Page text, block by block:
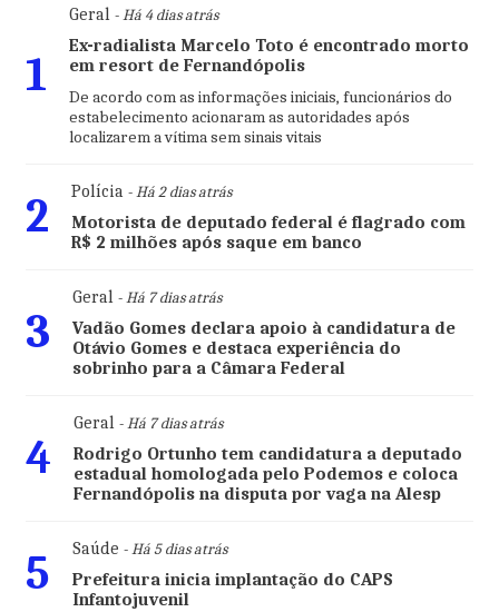
1
Geral- Há 4 dias atrás
Ex-radialista Marcelo Toto é encontrado morto
em resort de Fernandópolis
De acordo com as informações iniciais, funcionários do
estabelecimento acionaram as autoridades após
localizarem a vítima sem sinais vitais
2 Polícia- Há 2 dias atrás
Motorista de deputado federal é flagrado com
R$ 2 milhões após saque em banco
3
Geral- Há 7 dias atrás
Vadão Gomes declara apoio à candidatura de
Otávio Gomes e destaca experiência do
sobrinho para a Câmara Federal
4
Geral- Há 7 dias atrás
Rodrigo Ortunho tem candidatura a deputado
estadual homologada pelo Podemos e coloca
Fernandópolis na disputa por vaga na Alesp
5 Saúde - Há 5 dias atrás
Prefeitura inicia implantação do CAPS
Infantojuvenil